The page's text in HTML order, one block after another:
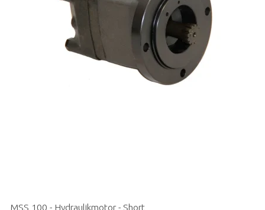
MSS 100 - Hydraulikmotor - Short